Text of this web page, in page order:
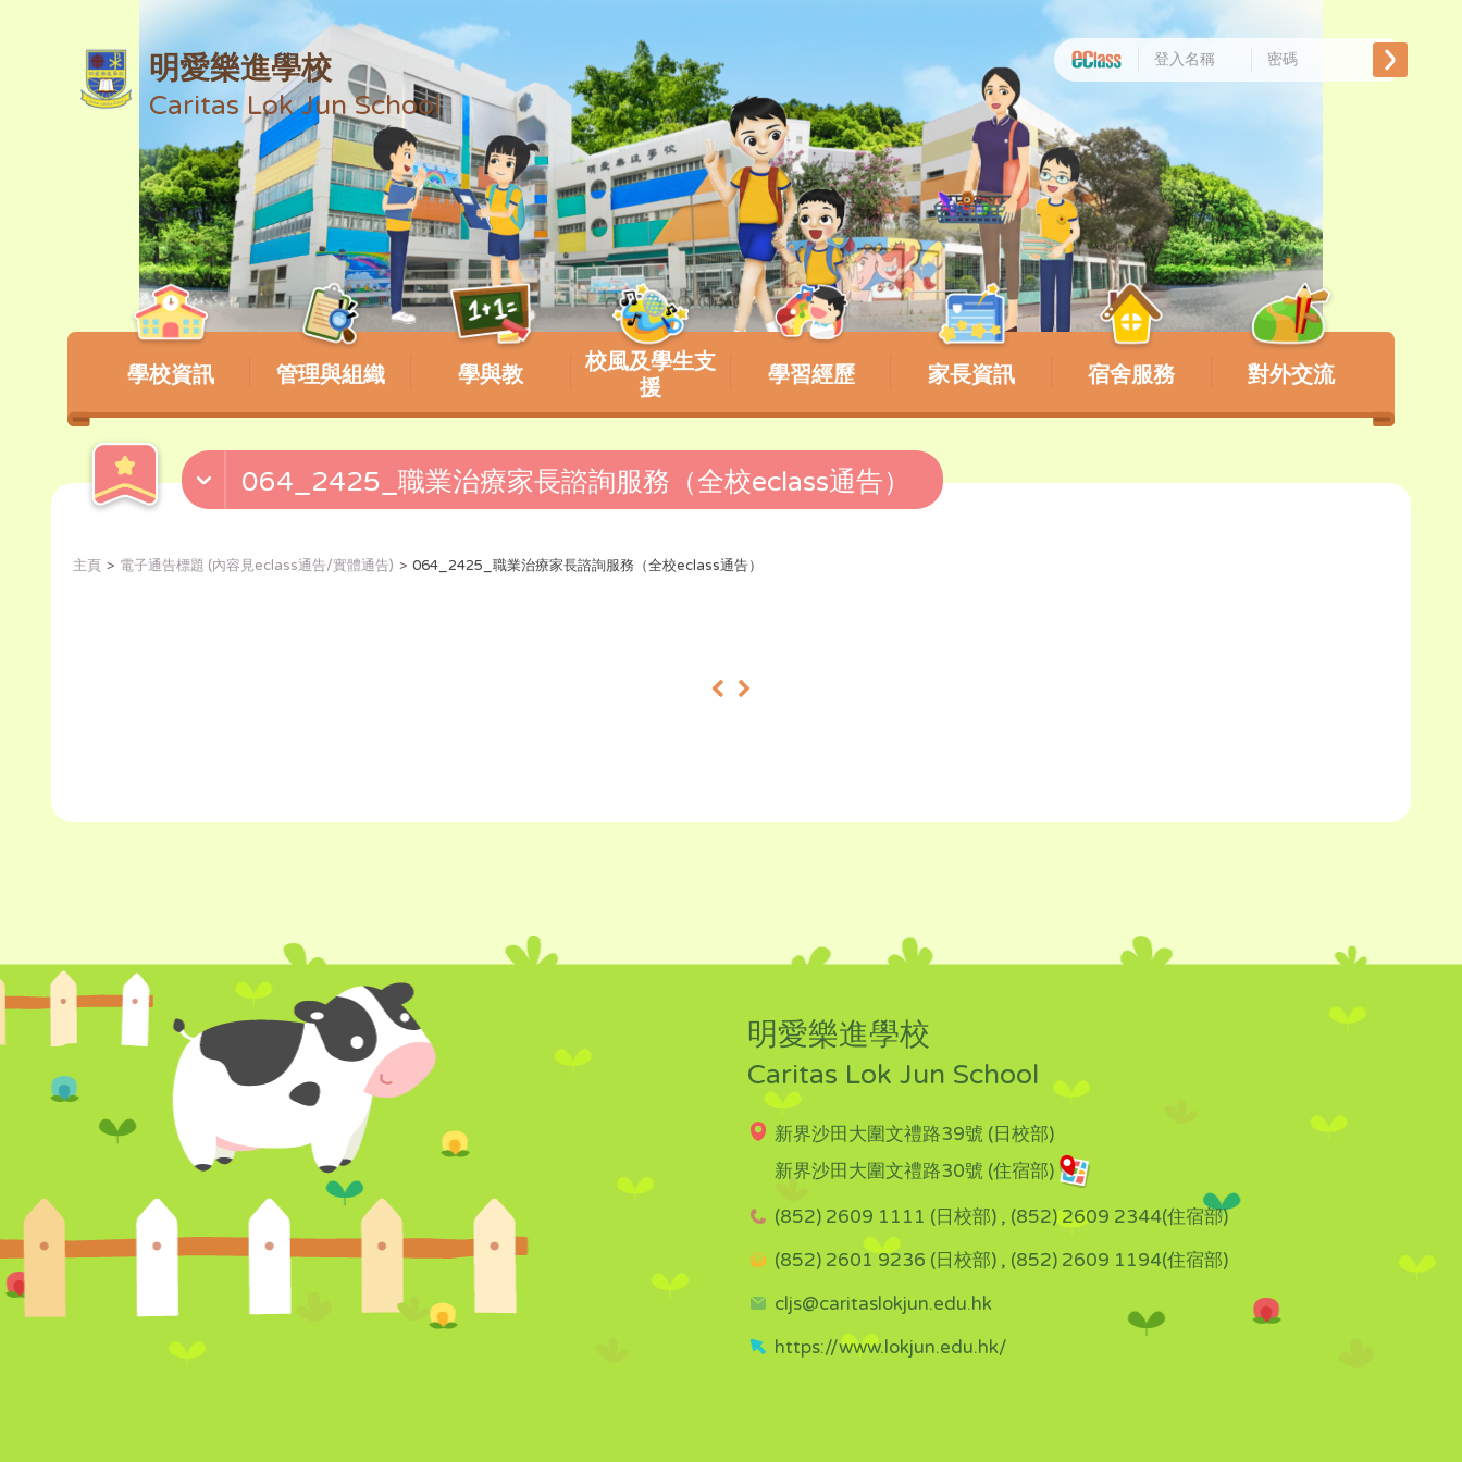
明愛樂進學校
Caritas Lok Jun School
學校資訊 管理與組織 學與教
校風及學生支
援
學習經歷 家長資訊 宿舍服務 對外交流
064_2425_職業治療家長諮詢服務（全校eclass通告）
主頁 電子通告標題 (內容見eclass通告/實體通告) 064_2425_職業治療家長諮詢服務（全校eclass通告）
« »
明愛樂進學校
Caritas Lok Jun School
新界沙田大圍文禮路39號 (日校部)
新界沙田大圍文禮路30號 (住宿部)
(852) 2609 1111 (日校部) , (852) 2609 2344(住宿部)
(852) 2601 9236 (日校部) , (852) 2609 1194(住宿部)
cljs@caritaslokjun.edu.hk
https://www.lokjun.edu.hk/